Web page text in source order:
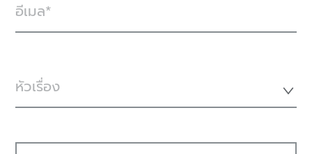
อีเมล
หัวเรื่อง